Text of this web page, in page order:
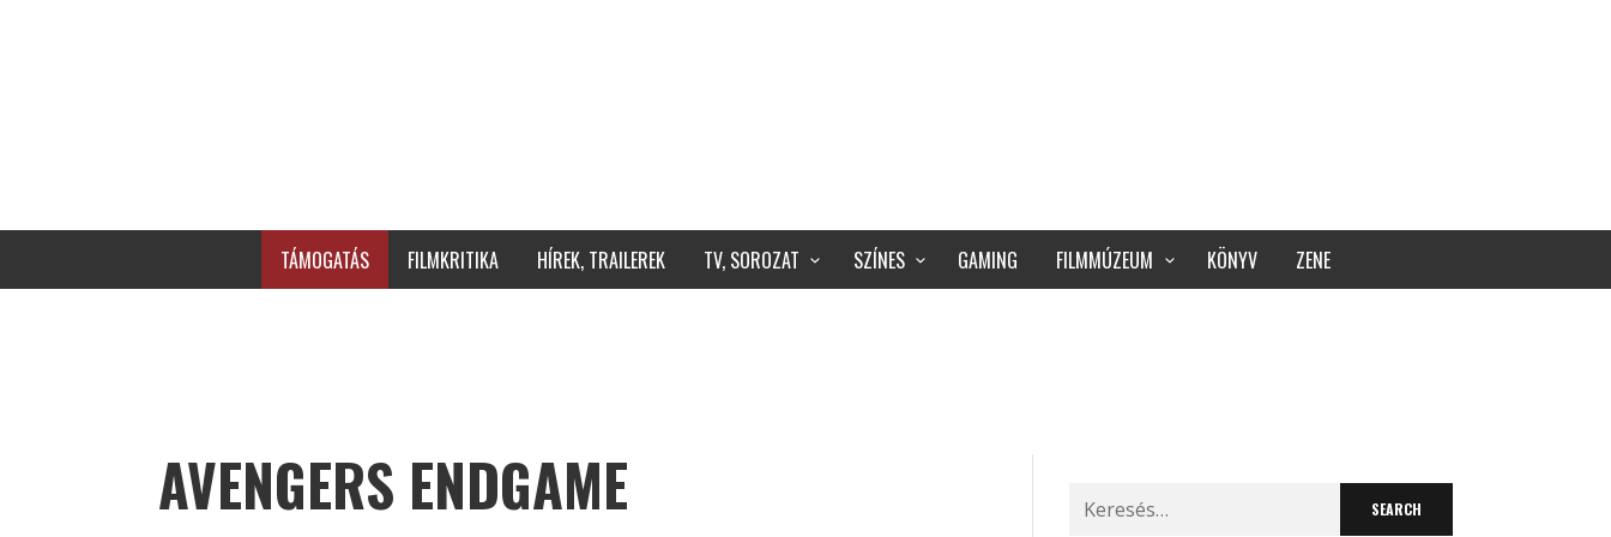
TÁMOGATÁS FILMKRITIKA HÍREK, TRAILEREK TV, SOROZAT SZÍNES GAMING FILMMÚZEUM KÖNYV ZENE
AVENGERS ENDGAME
Search
for: